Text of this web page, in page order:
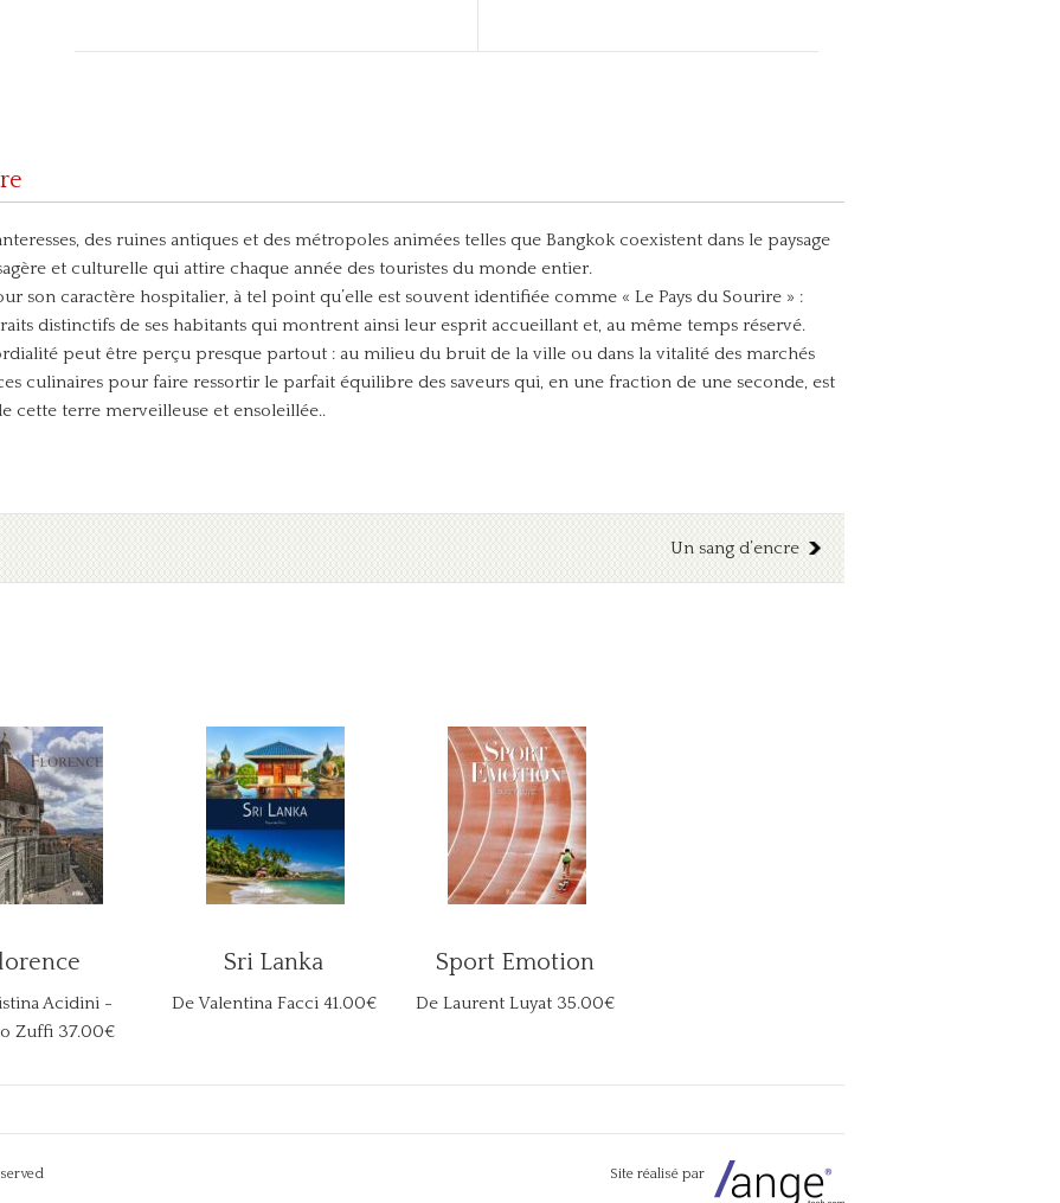
des ruines antiques et des métropoles animées telles que Bangkok coexistent dans le paysage
et culturelle qui attire chaque année des touristes du monde entier.
son caractère hospitalier, à tel point qu’elle est souvent identifiée comme « Le Pays du Sourire » :
distinctifs de ses habitants qui montrent ainsi leur esprit accueillant et, au même temps réservé.
peut être perçu presque partout : au milieu du bruit de la ville ou dans la vitalité des marchés
culinaires pour faire ressortir le parfait équilibre des saveurs qui, en une fraction de une seconde, est
cette terre merveilleuse et ensoleillée..
Un sang d’encre
Acidini -
Zuffi 37.00€
Sri Lanka
De Valentina Facci 41.00€
Sport Emotion
De Laurent Luyat 35.00€
Site réalisé par